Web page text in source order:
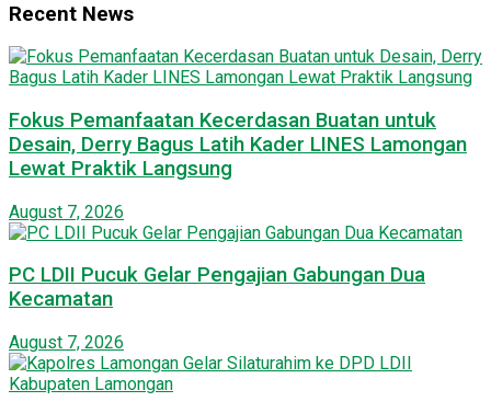
Recent News
Fokus Pemanfaatan Kecerdasan Buatan untuk
Desain, Derry Bagus Latih Kader LINES Lamongan
Lewat Praktik Langsung
August 7, 2026
PC LDII Pucuk Gelar Pengajian Gabungan Dua
Kecamatan
August 7, 2026